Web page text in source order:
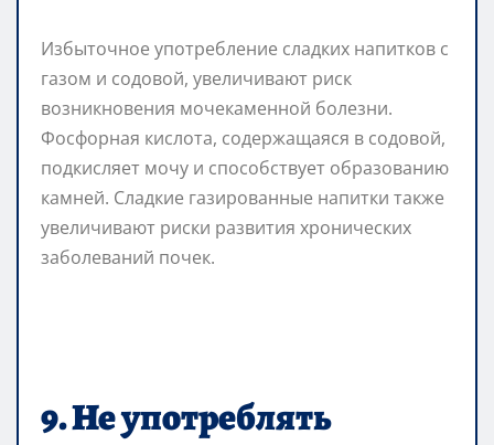
Избыточное употребление сладких напитков с
газом и содовой, увеличивают риск
возникновения мочекаменной болезни.
Фосфорная кислота, содержащаяся в содовой,
подкисляет мочу и способствует образованию
камней. Сладкие газированные напитки также
увеличивают риски развития хронических
заболеваний почек.
9. Не употреблять